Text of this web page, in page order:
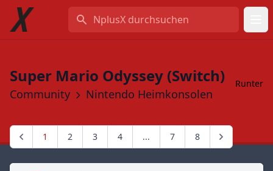
NplusX durchsuchen
Super Mario Odyssey (Switch)
Community Nintendo Heimkonsolen
Runter
1 2 3 4 ... 7 8